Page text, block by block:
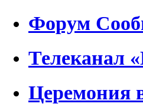
Форум
Телеканал
Церемония